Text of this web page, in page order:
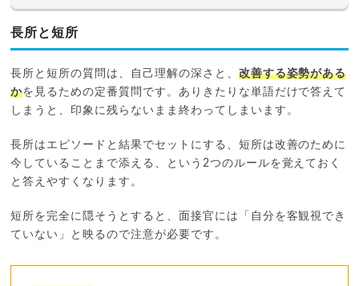
長所と短所
長所と短所の質問は、自己理解の深さと、 改善する姿勢がある
かを見るための定番質問です。ありきたりな単語だけで答えて
しまうと、印象に残らないまま終わってしまいます。
長所はエピソードと結果でセットにする、短所は改善のために
今していることまで添える、という2つのルールを覚えておく
と答えやすくなります。
短所を完全に隠そうとすると、面接官には「自分を客観視でき
ていない」と映るので注意が必要です。